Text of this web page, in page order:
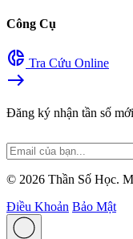
Công Cụ
donut_small Tra Cứu Online
east
Đăng ký nhận tần số mới
© 2026 Thần Số Học.
Điều Khoản Bảo Mật